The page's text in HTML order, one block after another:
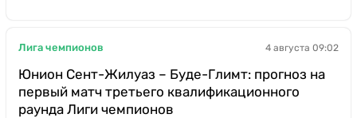
Лига чемпионов 4 августа 09:02
Юнион Сент-Жилуаз – Буде-Глимт: прогноз на
первый матч третьего квалификационного
раунда Лиги чемпионов